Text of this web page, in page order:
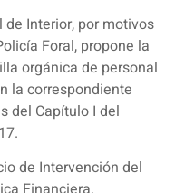
de Interior, por motivos
Foral, propone la
orgánica de personal
la correspondiente
del Capítulo I del
de Intervención del